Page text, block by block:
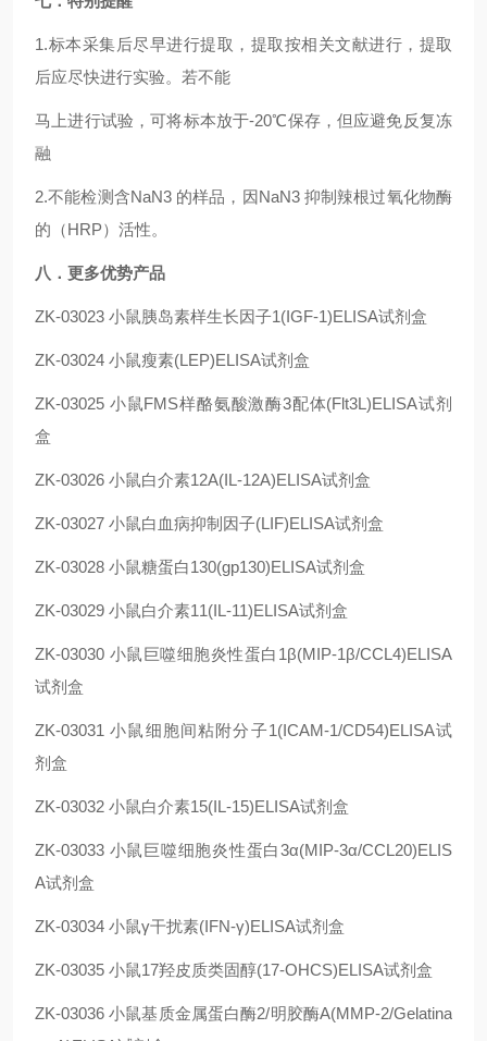
1.标本采集后尽早进行提取，提取按相关文献进行，提取
后应尽快进行实验。若不能
马上进行试验，可将标本放于-20℃保存，但应避免反复冻
融
2.不能检测含NaN3 的样品，因NaN3 抑制辣根过氧化物酶
的（HRP）活性。
八．更多优势产品
ZK-03023 小鼠胰岛素样生长因子1(IGF-1)ELISA试剂盒
ZK-03024 小鼠瘦素(LEP)ELISA试剂盒
ZK-03025 小鼠FMS样酪氨酸激酶3配体(Flt3L)ELISA试剂
盒
ZK-03026 小鼠白介素12A(IL-12A)ELISA试剂盒
ZK-03027 小鼠白血病抑制因子(LIF)ELISA试剂盒
ZK-03028 小鼠糖蛋白130(gp130)ELISA试剂盒
ZK-03029 小鼠白介素11(IL-11)ELISA试剂盒
ZK-03030 小鼠巨噬细胞炎性蛋白1β(MIP-1β/CCL4)ELISA
试剂盒
ZK-03031 小鼠细胞间粘附分子1(ICAM-1/CD54)ELISA试
剂盒
ZK-03032 小鼠白介素15(IL-15)ELISA试剂盒
ZK-03033 小鼠巨噬细胞炎性蛋白3α(MIP-3α/CCL20)ELIS
A试剂盒
ZK-03034 小鼠γ干扰素(IFN-γ)ELISA试剂盒
ZK-03035 小鼠17羟皮质类固醇(17-OHCS)ELISA试剂盒
ZK-03036 小鼠基质金属蛋白酶2/明胶酶A(MMP-2/Gelatina